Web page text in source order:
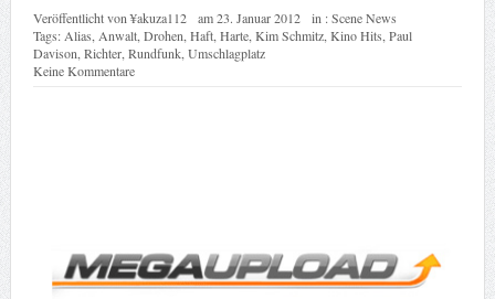
Veröffentlicht von¥akuza112 am23. Januar 2012 in :Scene News
Tags: Alias Anwalt, Drohen Haft, Harte, Kim Schmitz, Kino Hits Paul
Davison Richter, Rundfunk, Umschlagplatz
Keine Kommentare